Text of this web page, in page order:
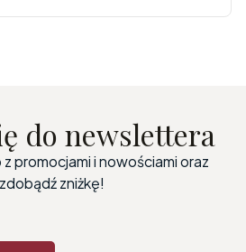
do newslettera
promocjami i nowościami oraz
zdobądź zniżkę!